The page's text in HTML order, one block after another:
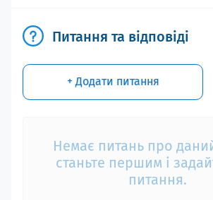
Питання та відповіді
+ Додати питання
Немає питань про
станьте першим і
питання.